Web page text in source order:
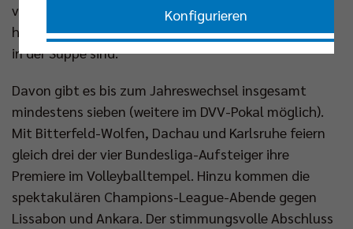
vor der Brust, wobei natürlich die Matches vor dem
heimischen Publikum stets das sprichwörtliche Salz
in der Suppe sind.
Davon gibt es bis zum Jahreswechsel insgesamt
mindestens sieben (weitere im DVV-Pokal möglich).
Mit Bitterfeld-Wolfen, Dachau und Karlsruhe feiern
gleich drei der vier Bundesliga-Aufsteiger ihre
Premiere im Volleyballtempel. Hinzu kommen die
spektakulären Champions-League-Abende gegen
Lissabon und Ankara. Der stimmungsvolle Abschluss
Konfigurieren
Nur essenzielle Cookies akzeptieren
Impressum|Datenschutzerklärung